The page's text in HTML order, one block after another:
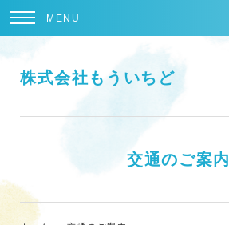
MENU
株式会社もういちど
交通のご案内